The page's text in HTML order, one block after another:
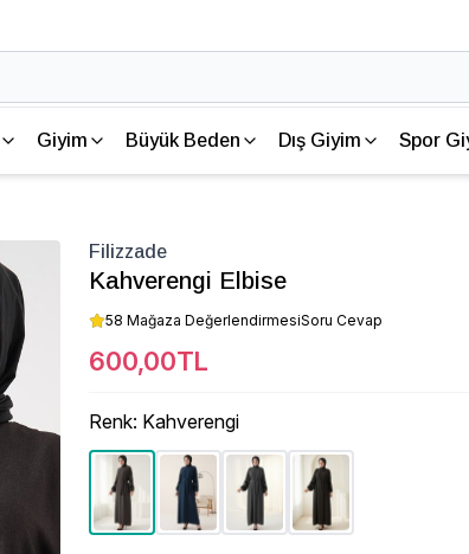
Giyim Büyük Beden Dış Giyim Spor
Filizzade
Kahverengi Elbise
58 Mağaza DeğerlendirmesiSoru Cevap
600,00TL
Renk: Kahverengi